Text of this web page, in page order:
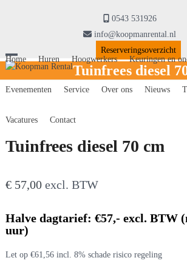
0543 531926
info@koopmanrental.nl
Reserveringsoverzicht
Home
Huren Hoogwerkers Keuringen en
Evenementen Service Over ons Nieuws
Vacatures Contact
Open
mobile
Close
mobile
Tuinfrees diesel
Tuinfrees diesel 70 cm
€57,00excl. BTW
Halve dagtarief: €57,- excl. BTW
uur)
Let op €61,56 incl. 8% schade risico regeling